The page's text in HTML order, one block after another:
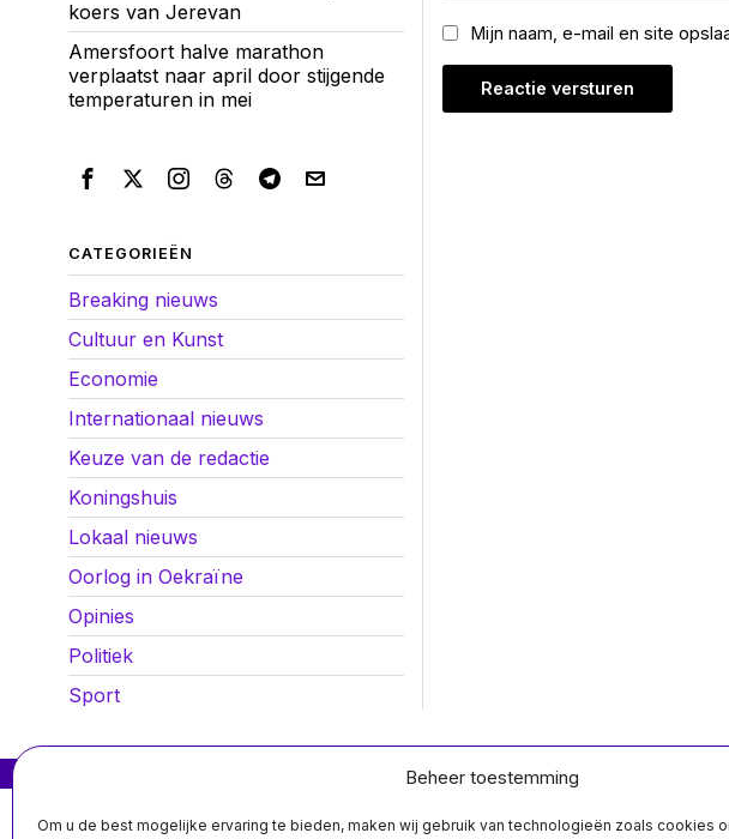
Beheer toestemming
Om u de best mogelijke ervaring te bieden, maken wij gebruik van technologieën zoals cookies
Mijn naam, e-mail en site
koers van Jerevan
Amersfoort halve marathon
verplaatst naar april door stijgende
temperaturen in mei
CATEGORIEËN
Breaking nieuws
Cultuur en Kunst
Economie
Internationaal nieuws
Keuze van de redactie
Koningshuis
Lokaal nieuws
Oorlog in Oekraïne
Opinies
Politiek
Sport
Westerse steun